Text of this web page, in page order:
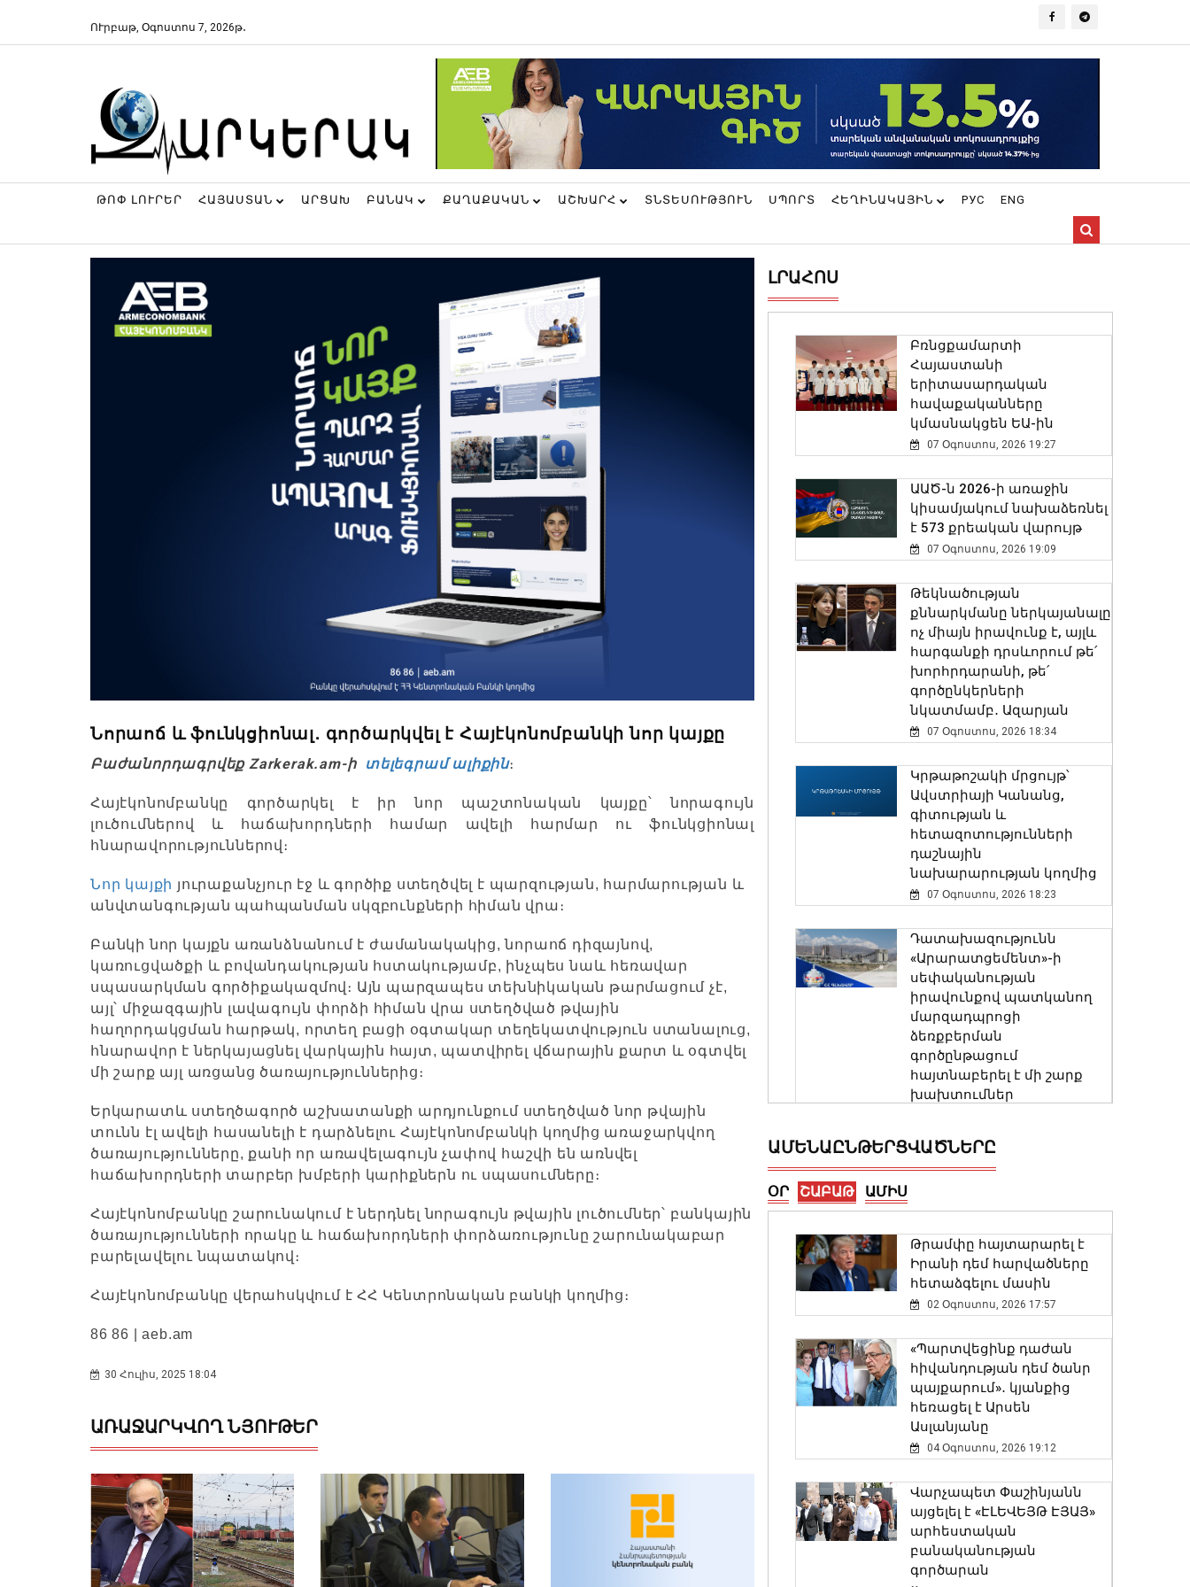
ՈՒրբաթ, Օգոստոս 7, 2026թ․
ԹՈՓ ԼՈՒՐԵՐ ՀԱՅԱՍՏԱՆ ԱՐՑԱԽ ԲԱՆԱԿ ՔԱՂԱՔԱԿԱՆ ԱՇԽԱՐՀ ՏՆՏԵՍՈՒԹՅՈՒՆ ՍՊՈՐՏ ՀԵՂԻՆԱԿԱՅԻՆ РУС ENG
Նորաոճ և ֆունկցիոնալ․ գործարկվել է Հայէկոնոմբանկի նոր կայքը
Բաժանորդագրվեք Zarkerak.am-ի տելեգրամ ալիքին։
Հայէկոնոմբանկը գործարկել է իր նոր պաշտոնական կայքը՝ նորագույն
լուծումներով և հաճախորդների համար ավելի հարմար ու ֆունկցիոնալ
հնարավորություններով։
Նոր կայքի յուրաքանչյուր էջ և գործիք ստեղծվել է պարզության, հարմարության և
անվտանգության պահպանման սկզբունքների հիման վրա։
Բանկի նոր կայքն առանձնանում է ժամանակակից, նորաոճ դիզայնով,
կառուցվածքի և բովանդակության հստակությամբ, ինչպես նաև հեռավար
սպասարկման գործիքակազմով։ Այն պարզապես տեխնիկական թարմացում չէ,
այլ՝ միջազգային լավագույն փորձի հիման վրա ստեղծված թվային
հաղորդակցման հարթակ, որտեղ բացի օգտակար տեղեկատվություն ստանալուց,
հնարավոր է ներկայացնել վարկային հայտ, պատվիրել վճարային քարտ և օգտվել
մի շարք այլ առցանց ծառայություններից։
Երկարատև ստեղծագործ աշխատանքի արդյունքում ստեղծված նոր թվային
տունն էլ ավելի հասանելի է դարձնելու Հայէկոնոմբանկի կողմից առաջարկվող
ծառայությունները, քանի որ առավելագույն չափով հաշվի են առնվել
հաճախորդների տարբեր խմբերի կարիքներն ու սպասումները։
Հայէկոնոմբանկը շարունակում է ներդնել նորագույն թվային լուծումներ՝ բանկային
ծառայությունների որակը և հաճախորդների փորձառությունը շարունակաբար
բարելավելու նպատակով։
Հայէկոնոմբանկը վերահսկվում է ՀՀ Կենտրոնական բանկի կողմից։
86 86 | aeb.am
30 Հուլիս, 2025 18:04
ԱՌԱՋԱՐԿՎՈՂ ՆՅՈՒԹԵՐ
ԼՐԱՀՈՍ
Բռնցքամարտի
Հայաստանի
երիտասարդական
հավաքականները
կմասնակցեն ԵԱ-ին
07 Օգոստոս, 2026 19:27
ԱԱԾ-ն 2026-ի առաջին
կիսամյակում նախաձեռնել
է 573 քրեական վարույթ
07 Օգոստոս, 2026 19:09
Թեկնածության
քննարկմանը ներկայանալը
ոչ միայն իրավունք է, այլև
հարգանքի դրսևորում թե՛
խորհրդարանի, թե՛
գործընկերների
նկատմամբ․ Ազարյան
07 Օգոստոս, 2026 18:34
Կրթաթոշակի մրցույթ՝
Ավստրիայի Կանանց,
գիտության և
հետազոտությունների
դաշնային
նախարարության կողմից
07 Օգոստոս, 2026 18:23
Դատախազությունն
«Արարատցեմենտ»-ի
սեփականության
իրավունքով պատկանող
մարզադպրոցի
ձեռքբերման
գործընթացում
հայտնաբերել է մի շարք
խախտումներ
պայմանագիր
07 Օգոստոս, 2026 17:57
Համայնքներում
ժողովրդական պարերի
ուսուցման ծրագրեր
07 Օգոստոս, 2026 17:50
Ժաննա Անդրեասյանն
ընդունել է աշխարհի Մ17
հաջողությամբ հանդես
եկած հայ պատանի
ըմբիշներին
07 Օգոստոս, 2026 17:30
ԱՄԵՆԱԸՆԹԵՐՑՎԱԾՆԵՐԸ
ՕՐ ՇԱԲԱԹ ԱՄԻՍ
Թրամփը հայտարարել է
Իրանի դեմ հարվածները
հետաձգելու մասին
02 Օգոստոս, 2026 17:57
«Պարտվեցինք դաժան
հիվանդության դեմ ծանր
պայքարում»․ կյանքից
հեռացել է Արսեն
Ասլանյանը
04 Օգոստոս, 2026 19:12
Վարչապետ Փաշինյանն
այցելել է «ԷԼԵՎԵՅԹ ԷՅԱՅ»
արհեստական
բանականության
գործարան